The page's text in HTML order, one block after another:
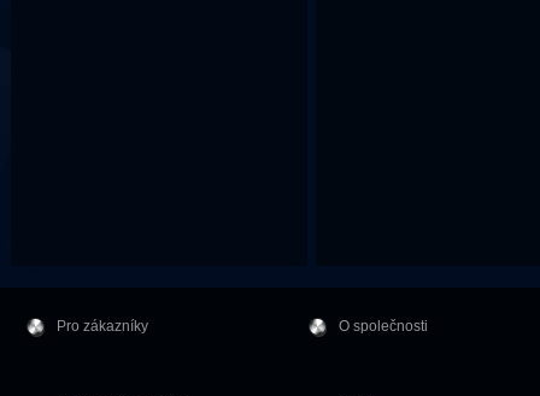
Pro zákazníky O společnosti